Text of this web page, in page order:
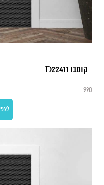
קומבו D22411
990